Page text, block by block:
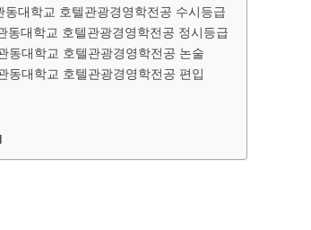
동대학교 호텔관광경영학전공 수시등급
동대학교 호텔관광경영학전공 정시등급
동대학교 호텔관광경영학전공 논술
동대학교 호텔관광경영학전공 편입